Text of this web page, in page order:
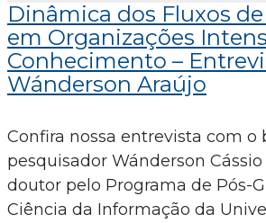
Dinâmica dos Fluxos
em Organizações
Conhecimento –
Wánderson Araújo
Confira nossa entrevista com o
pesquisador Wánderson
doutor pelo Programa de Pós-
Ciência da Informação da